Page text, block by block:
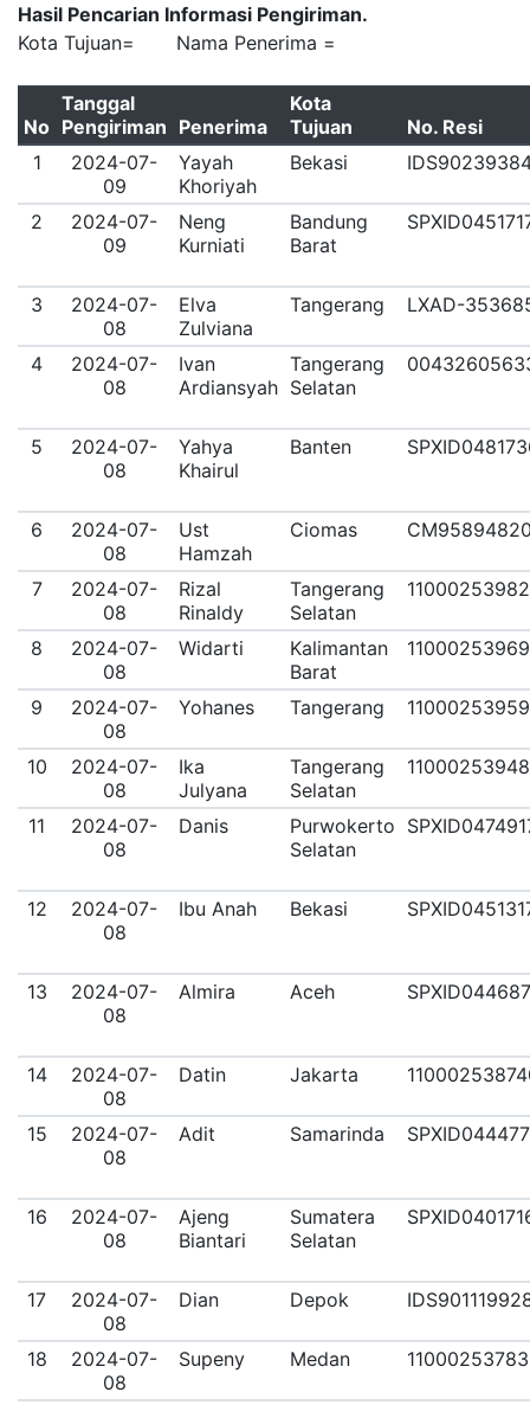
Hasil Pencarian Informasi Pengiriman.
Kota Tujuan= Nama Penerima =
No
Tanggal
Pengiriman Penerima
Kota
Tujuan
No. Resi
1
2024-07-
09
Yayah
Khoriyah
Bekasi
2
2024-07-
09
Neng
Kurniati
Bandung
Barat
3
2024-07-
08
Elva
Zulviana
Tangerang LXAD-
4
2024-07-
08
Ivan
Ardiansyah
Tangerang
Selatan
5
2024-07-
08
Yahya
Khairul
Banten
6
2024-07-
08
Ust
Hamzah
Ciomas
7
2024-07-
08
Rizal
Rinaldy
Tangerang
Selatan
8
2024-07-
08
Widarti
Kalimantan
Barat
9
2024-07-
08
Yohanes Tangerang
10
2024-07-
08
Ika
Julyana
Tangerang
Selatan
11
2024-07-
08
Danis
Purwokerto
Selatan
12
2024-07-
08
Ibu Anah Bekasi
13
2024-07-
08
Almira Aceh
14
2024-07-
08
Datin Jakarta
15
2024-07-
08
Adit Samarinda
16
2024-07-
08
Ajeng
Biantari
Sumatera
Selatan
17
2024-07-
08
Dian Depok
18
2024-07-
08
Supeny Medan